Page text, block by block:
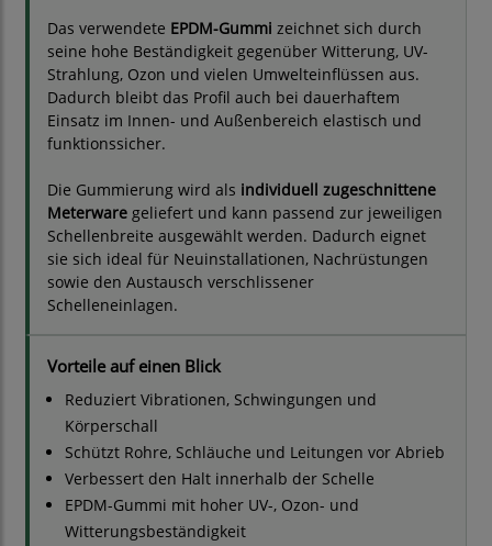
Das verwendete EPDM-Gummi zeichnet sich durch
seine hohe Beständigkeit gegenüber Witterung, UV-
Strahlung, Ozon und vielen Umwelteinflüssen aus.
Dadurch bleibt das Profil auch bei dauerhaftem
Einsatz im Innen- und Außenbereich elastisch und
funktionssicher.
Die Gummierung wird als individuell zugeschnittene
Meterware geliefert und kann passend zur jeweiligen
Schellenbreite ausgewählt werden. Dadurch eignet
sie sich ideal für Neuinstallationen, Nachrüstungen
sowie den Austausch verschlissener
Schelleneinlagen.
Vorteile auf einen Blick
Reduziert Vibrationen, Schwingungen und
Körperschall
Schützt Rohre, Schläuche und Leitungen vor Abrieb
Verbessert den Halt innerhalb der Schelle
EPDM-Gummi mit hoher UV-, Ozon- und
Witterungsbeständigkeit